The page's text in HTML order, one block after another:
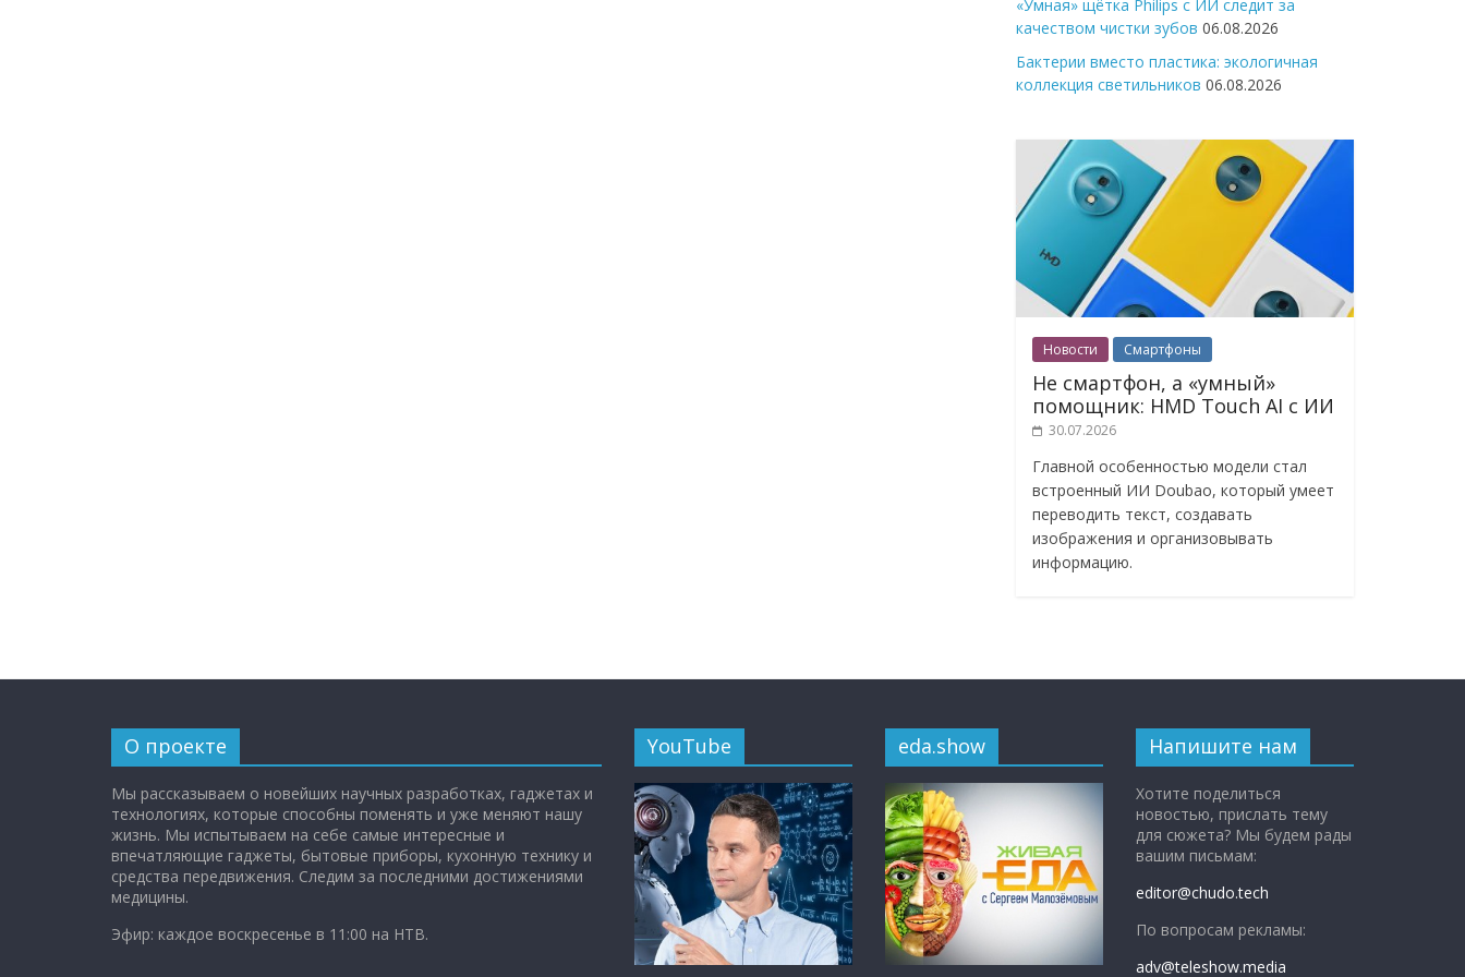
«Умная» щётка Philips с ИИ следит за
качеством чистки зубов 06.08.2026
Бактерии вместо пластика: экологичная
коллекция светильников 06.08.2026
Новости Смартфоны
Не смартфон, а «умный»
помощник: HMD Touch AI с ИИ
30.07.2026
Главной особенностью модели стал
встроенный ИИ Doubao, который умеет
переводить текст, создавать
изображения и организовывать
информацию.
О проекте
Мы рассказываем о новейших научных разработках, гаджетах и
технологиях, которые способны поменять и уже меняют нашу
жизнь. Мы испытываем на себе самые интересные и
впечатляющие гаджеты, бытовые приборы, кухонную технику и
средства передвижения. Следим за последними достижениями
медицины.
Эфир: каждое воскресенье в 11:00 на НТВ.
YouTube eda.show Напишите нам
Хотите поделиться
новостью, прислать тему
для сюжета? Мы будем рады
вашим письмам:
editor@chudo.tech
По вопросам рекламы:
adv@teleshow.media